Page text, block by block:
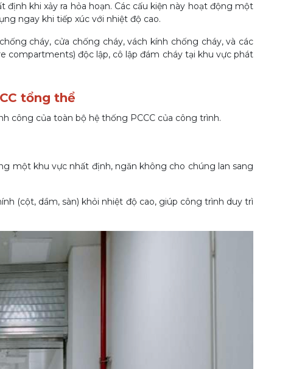
khi xảy ra hỏa hoạn. Các cấu kiện này hoạt động một
ngay khi tiếp xúc với nhiệt độ cao.
cháy, cửa chống cháy, vách kính chống cháy, và các
compartments) độc lập, cô lập đám cháy tại khu vực phát
tổng thể
công của toàn bộ hệ thống PCCC của công trình.
một khu vực nhất định, ngăn không cho chúng lan sang
(cột, dầm, sàn) khỏi nhiệt độ cao, giúp công trình duy trì